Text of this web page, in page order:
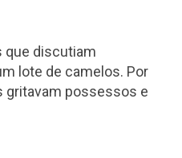
que discutiam
lote de camelos. Por
gritavam possessos e